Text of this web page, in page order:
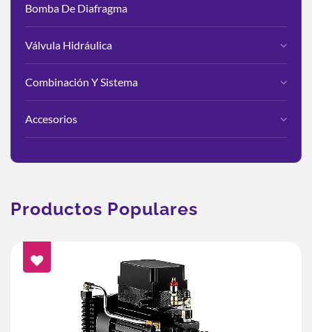
Bomba De Diafragma
Válvula Hidráulica
Combinación Y Sistema
Accesorios
Productos Populares